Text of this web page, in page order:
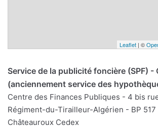
Leaflet | ©
Service de la publicité foncière (SPF) -
(anciennement service des
Centre des Finances Publiques - 4 bis
Régiment-du-Tirailleur-Algérien - BP
Châteauroux Cedex